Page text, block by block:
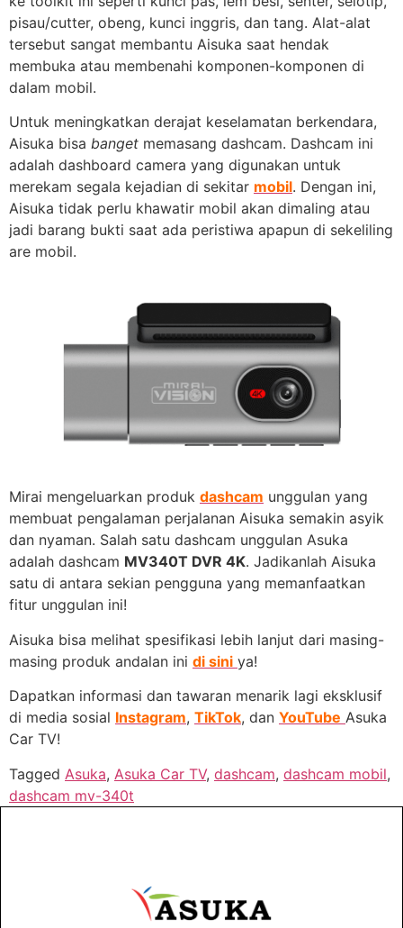
pisau/cutter, obeng, kunci inggris, dan tang. Alat-alat
tersebut sangat membantu Aisuka saat hendak
membuka atau membenahi komponen-komponen di
dalam mobil.
Untuk meningkatkan derajat keselamatan berkendara,
Aisuka bisa banget memasang dashcam. Dashcam ini
adalah dashboard camera yang digunakan untuk
merekam segala kejadian di sekitar mobil. Dengan ini,
Aisuka tidak perlu khawatir mobil akan dimaling atau
jadi barang bukti saat ada peristiwa apapun di sekeliling
are mobil.
Mirai mengeluarkan produk dashcam unggulan yang
membuat pengalaman perjalanan Aisuka semakin asyik
dan nyaman. Salah satu dashcam unggulan Asuka
adalah dashcam MV340T DVR 4K. Jadikanlah Aisuka
satu di antara sekian pengguna yang memanfaatkan
fitur unggulan ini!
Aisuka bisa melihat spesifikasi lebih lanjut dari masing-
masing produk andalan ini di sini ya!
Dapatkan informasi dan tawaran menarik lagi eksklusif
di media sosial Instagram, TikTok, dan YouTube Asuka
Car TV!
Tagged Asuka, Asuka Car TV, dashcam, dashcam mobil,
dashcam mv-340t